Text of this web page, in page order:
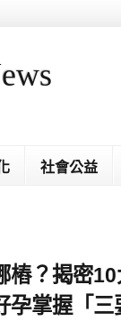
社會公益
樁？揭密
孕掌握「三